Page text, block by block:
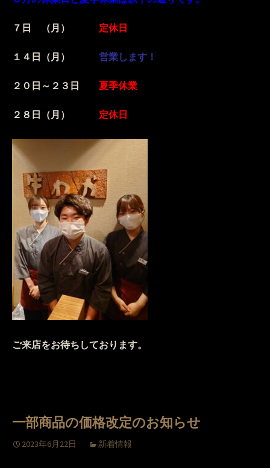
７日 （月） 定休日
１４日（月） 営業します！
２０日～２３日 夏季休業
２８日（月） 定休日
ご来店をお待ちしております。
一部商品の価格改定のお知らせ
2023年6月22日 新着情報